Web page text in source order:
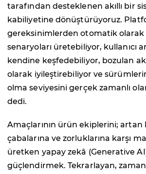
tarafından desteklenen akıllı bir
kabiliyetine dönüştürüyoruz.
gereksinimlerden otomatik olarak
senaryoları üretebiliyor, kullanıcı
kendine keşfedebiliyor, bozulan
olarak iyileştirebiliyor ve sürümlerin
olma seviyesini gerçek zamanlı
dedi.
Amaçlarının ürün ekiplerini; artan
çabalarına ve zorluklarına karşı
üretken yapay zekâ (Generative
güçlendirmek. Tekrarlayan,